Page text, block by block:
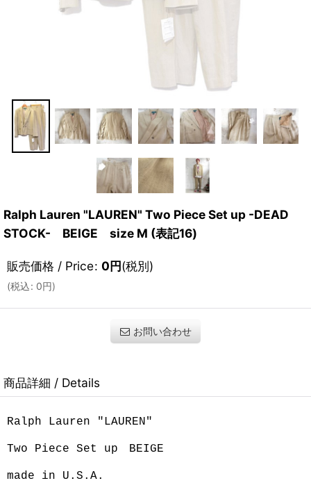
Ralph Lauren "LAUREN" Two Piece Set up -DEAD
STOCK- BEIGE size M (表記16)
販売価格 / Price: 0円(税別)
(税込: 0円)
お問い合わせ
商品詳細 / Details
Ralph Lauren "LAUREN"
Two Piece Set up BEIGE
made in U.S.A.